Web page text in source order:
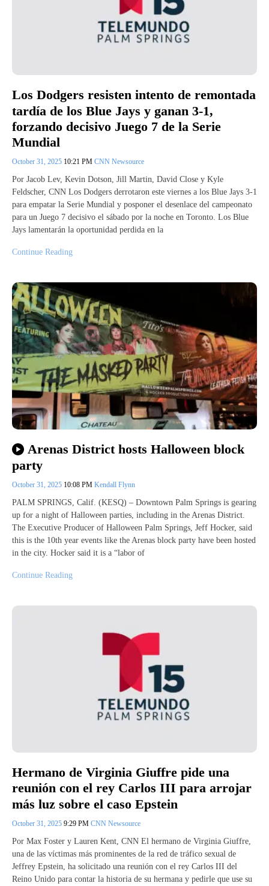
Los Dodgers resisten intento de remontada
tardía de los Blue Jays y ganan 3-1,
forzando decisivo Juego 7 de la Serie
Mundial
October 31, 2025 10:21 PM CNN Newsource
Por Jacob Lev, Kevin Dotson, Jill Martin, David Close y Kyle
Feldscher, CNN Los Dodgers derrotaron este viernes a los Blue Jays 3-1
para empatar la Serie Mundial y posponer el desenlace del campeonato
para un Juego 7 decisivo el sábado por la noche en Toronto. Los Blue
Jays lamentarán la oportunidad perdida en la
Continue Reading
Arenas District hosts Halloween block
party
October 31, 2025 10:08 PM Kendall Flynn
PALM SPRINGS, Calif. (KESQ) – Downtown Palm Springs is gearing
up for a night of Halloween parties, including in the Arenas District.
The Executive Producer of Halloween Palm Springs, Jeff Hocker, said
this is the 10th year events like the Arenas block party have been hosted
in the city. Hocker said it is a “labor of
Continue Reading
Hermano de Virginia Giuffre pide una
reunión con el rey Carlos III para arrojar
más luz sobre el caso Epstein
October 31, 2025 9:29 PM CNN Newsource
Por Max Foster y Lauren Kent, CNN El hermano de Virginia Giuffre,
una de las víctimas más prominentes de la red de tráfico sexual de
Jeffrey Epstein, ha solicitado una reunión con el rey Carlos III del
Reino Unido para contar la historia de su hermana y pedirle que use su